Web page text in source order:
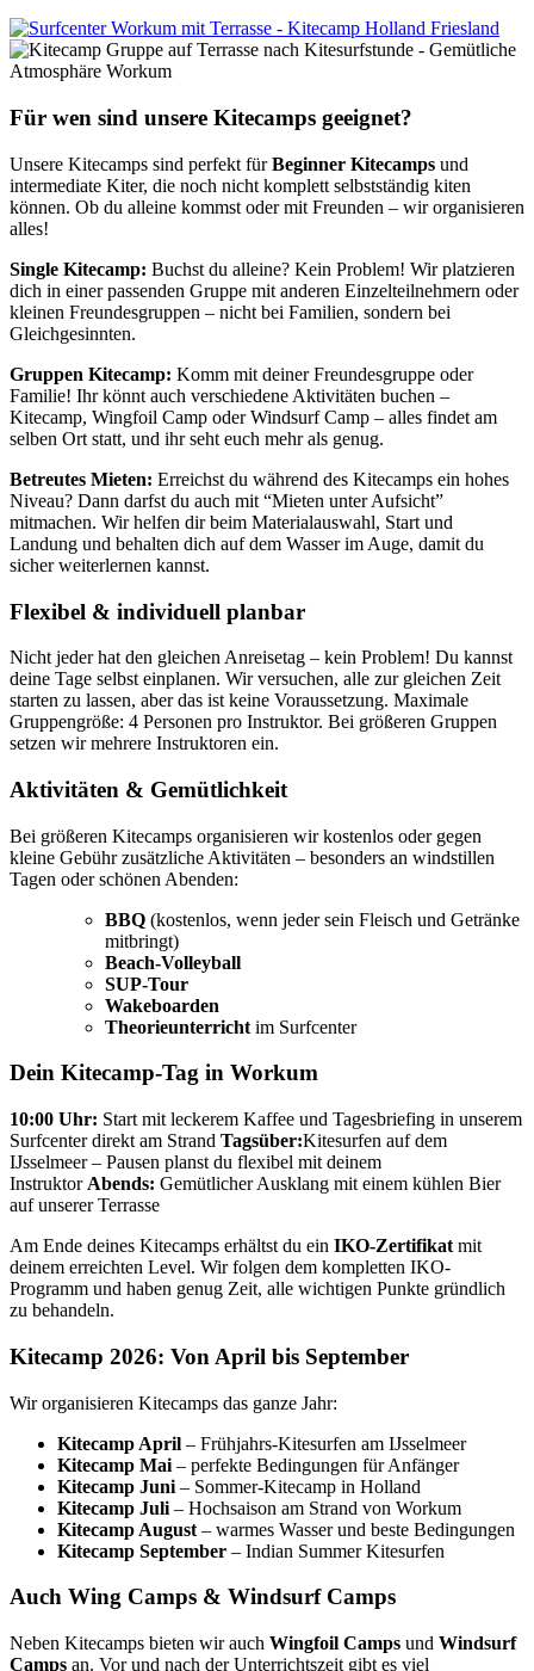
Für wen sind unsere Kitecamps geeignet?
Unsere Kitecamps sind perfekt fürBeginner Kitecamps und
intermediate Kiter, die noch nicht komplett selbstständig kiten
können. Ob du alleine kommst oder mit Freunden – wir organisieren
alles!
Single Kitecamp: Buchst du alleine? Kein Problem! Wir platzieren
dich in einer passenden Gruppe mit anderen Einzelteilnehmern oder
kleinen Freundesgruppen – nicht bei Familien, sondern bei
Gleichgesinnten.
Gruppen Kitecamp: Komm mit deiner Freundesgruppe oder
Familie! Ihr könnt auch verschiedene Aktivitäten buchen –
Kitecamp, Wingfoil Camp oder Windsurf Camp – alles findet am
selben Ort statt, und ihr seht euch mehr als genug.
Betreutes Mieten: Erreichst du während des Kitecamps ein hohes
Niveau? Dann darfst du auch mit “Mieten unter Aufsicht”
mitmachen. Wir helfen dir beim Materialauswahl, Start und
Landung und behalten dich auf dem Wasser im Auge, damit du
sicher weiterlernen kannst.
Flexibel & individuell planbar
Nicht jeder hat den gleichen Anreisetag – kein Problem! Du kannst
deine Tage selbst einplanen. Wir versuchen, alle zur gleichen Zeit
starten zu lassen, aber das ist keine Voraussetzung. Maximale
Gruppengröße: 4 Personen pro Instruktor. Bei größeren Gruppen
setzen wir mehrere Instruktoren ein.
Aktivitäten & Gemütlichkeit
Bei größeren Kitecamps organisieren wir kostenlos oder gegen
kleine Gebühr zusätzliche Aktivitäten – besonders an windstillen
Tagen oder schönen Abenden:
BBQ (kostenlos, wenn jeder sein Fleisch und Getränke
mitbringt)
Beach-Volleyball
SUP-Tour
Wakeboarden
Theorieunterricht im Surfcenter
Dein Kitecamp-Tag in Workum
10:00 Uhr: Start mit leckerem Kaffee und Tagesbriefing in unserem
Surfcenter direkt am Strand Tagsüber:Kitesurfen auf dem
IJsselmeer – Pausen planst du flexibel mit deinem
Instruktor Abends: Gemütlicher Ausklang mit einem kühlen Bier
auf unserer Terrasse
Am Ende deines Kitecamps erhältst du ein IKO-Zertifikat mit
deinem erreichten Level. Wir folgen dem kompletten IKO-
Programm und haben genug Zeit, alle wichtigen Punkte gründlich
zu behandeln.
Kitecamp 2026: Von April bis September
Wir organisieren Kitecamps das ganze Jahr:
Kitecamp April – Frühjahrs-Kitesurfen am IJsselmeer
Kitecamp Mai – perfekte Bedingungen für Anfänger
Kitecamp Juni – Sommer-Kitecamp in Holland
Kitecamp Juli – Hochsaison am Strand von Workum
Kitecamp August – warmes Wasser und beste Bedingungen
Kitecamp September – Indian Summer Kitesurfen
Auch Wing Camps & Windsurf Camps
Neben Kitecamps bieten wir auch Wingfoil Camps und Windsurf
Camps an. Vor und nach der Unterrichtszeit gibt es viel